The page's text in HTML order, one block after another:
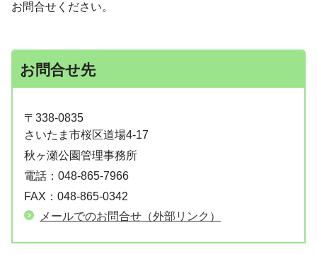
お問合せください。
お問合せ先
〒338-0835
さいたま市桜区道場4-17
秋ヶ瀬公園管理事務所
電話： 048-865-7966
FAX： 048-865-0342
メールでのお問合せ（外部リンク）